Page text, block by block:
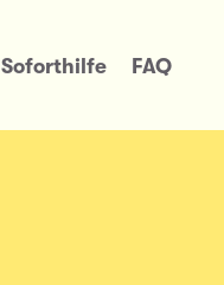
Soforthilfe FAQ